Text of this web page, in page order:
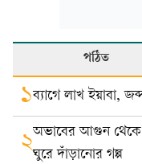
পঠিত
১ব্যাগে লাখ ইয়াবা,
২অভাবের আগুন থেকে
ঘুরে দাঁড়ানোর গল্প